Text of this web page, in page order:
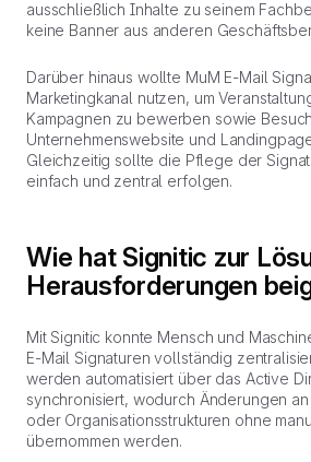
ausschließlich Inhalte zu seinem
keine Banner aus anderen
Darüber hinaus wollte MuM E-Mail
Marketingkanal nutzen, um
Kampagnen zu bewerben sowie
Unternehmenswebsite und
Gleichzeitig sollte die Pflege der
einfach und zentral erfolgen.
Wie hat Signitic zur
Herausforderungen
Mit Signitic konnte Mensch und
E-Mail Signaturen vollständig
werden automatisiert über das Active
synchronisiert, wodurch Änderungen
oder Organisationsstrukturen ohne
übernommen werden.